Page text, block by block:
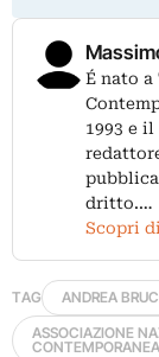
É nato
1993 e
dritto.…
Scopri
TAG ANDREA
ASSOCIAZIONE
CONTEMPORANEA